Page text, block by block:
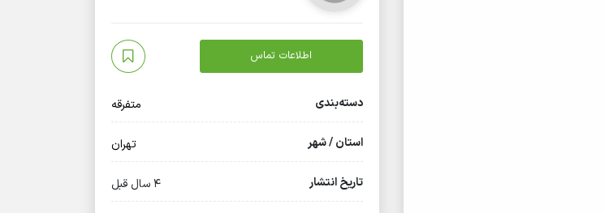
اطلاعات تماس
دسته‌بندی متفرقه
استان / شهر تهران
تاریخ انتشار 4 سال قبل